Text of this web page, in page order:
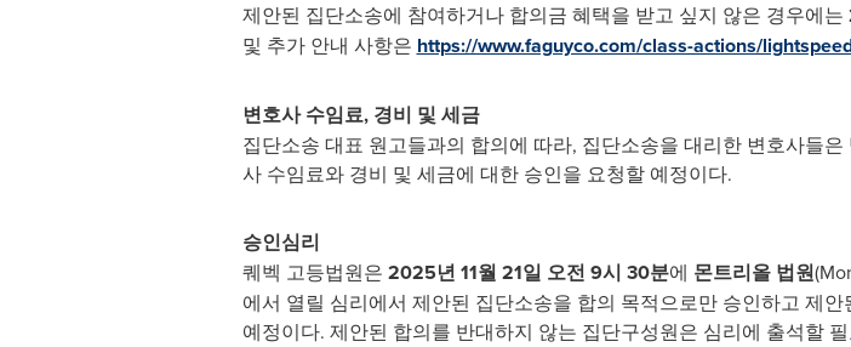
제안된 집단소송에 참여하거나 합의금 혜택을 받고 싶지 않은 경우에는
및 추가 안내 사항은 https://www.faguyco.com/class-actions/
변호사 수임료, 경비 및 세금
집단소송 대표 원고들과의 합의에 따라, 집단소송을 대리한 변호사들
사 수임료와 경비 및 세금에 대한 승인을 요청할 예정이다.
승인심리
퀘벡 고등법원은 2025년 11월 21일 오전 9시 30분에 몬트리올 법원
에서 열릴 심리에서 제안된 집단소송을 합의 목적으로만 승인하고 제
예정이다. 제안된 합의를 반대하지 않는 집단구성원은 심리에 출석할